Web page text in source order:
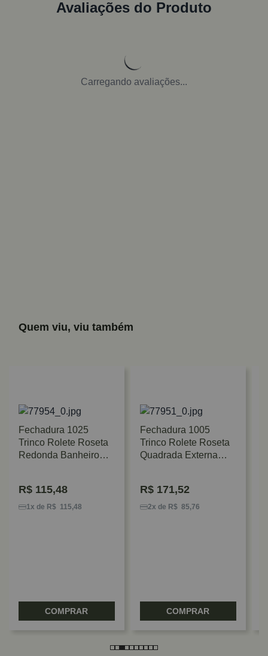
Avaliações do Produto
Carregando avaliações...
Quem viu, viu também
Fechadura 1025
Trinco Rolete Roseta
Redonda Banheiro
R$ 115,48
1x de R$ 115,48
COMPRAR
Fechadura 1005
Trinco Rolete Roseta
Quadrada Externa
R$ 171,52
2x de R$ 85,76
COMPRAR